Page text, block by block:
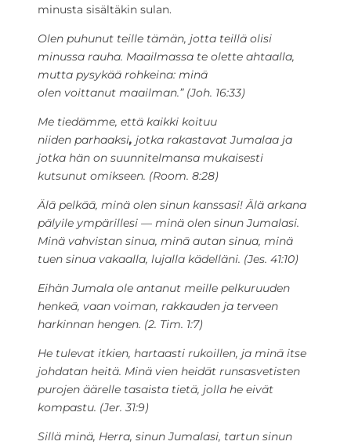
minusta sisältäkin sulan.
Olen puhunut teille tämän, jotta teillä olisi
minussa rauha. Maailmassa te olette ahtaalla,
mutta pysykää rohkeina: minä
olen voittanut maailman.” (Joh. 16:33)
Me tiedämme, että kaikki koituu
niiden parhaaksi, jotka rakastavat Jumalaa ja
jotka hän on suunnitelmansa mukaisesti
kutsunut omikseen. (Room. 8:28)
Älä pelkää, minä olen sinun kanssasi! Älä arkana
pälyile ympärillesi — minä olen sinun Jumalasi.
Minä vahvistan sinua, minä autan sinua, minä
tuen sinua vakaalla, lujalla kädelläni. (Jes. 41:10)
Eihän Jumala ole antanut meille pelkuruuden
henkeä, vaan voiman, rakkauden ja terveen
harkinnan hengen. (2. Tim. 1:7)
He tulevat itkien, hartaasti rukoillen, ja minä itse
johdatan heitä. Minä vien heidät runsasvetisten
purojen äärelle tasaista tietä, jolla he eivät
kompastu. (Jer. 31:9)
Sillä minä, Herra, sinun Jumalasi, tartun sinun